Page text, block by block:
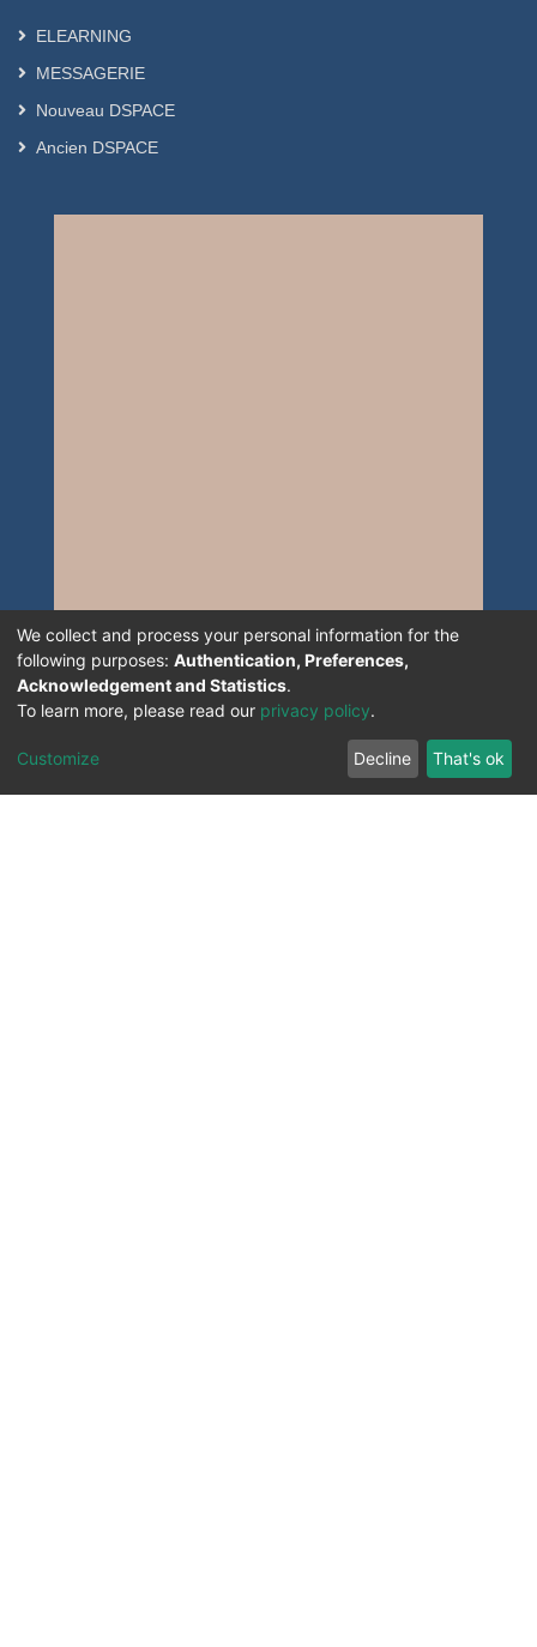
ELEARNING
MESSAGERIE
Nouveau DSPACE
Ancien DSPACE
We collect and process your personal information for the
following purposes: Authentication, Preferences,
Acknowledgement and Statistics.
To learn more, please read our privacy policy.
Customize Decline That's ok